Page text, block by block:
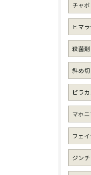
チャ
ヒマ
殺菌剤
斜め切
ピラ
マホ
フェ
ジン